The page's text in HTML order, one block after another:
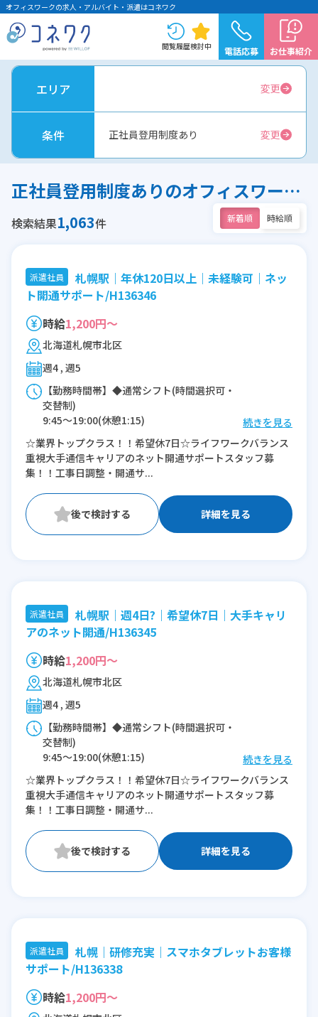
オフィスワークの求人・アルバイト・派遣はコネワク
閲覧履歴検討中 電話応募 お仕事紹介
エリア 変更
条件 正社員登用制度あり 変更
正社員登用制度ありのオフィスワーク求人
検索結果1,063件 新着順 時給順
派遣社員
札幌駅｜年休120日以上｜未経験可｜ネッ
ト開通サポート/H136346
時給1,200円～
北海道札幌市北区
週4 , 週5
【勤務時間帯】◆通常シフト(時間選択可・
交替制)
9:45〜19:00(休憩1:15)
※残業：0〜5時間程度/月
続きを見る
☆業界トップクラス！！希望休7日☆ライフワークバランス
重視大手通信キャリアのネット開通サポートスタッフ募
集！！工事日調整・開通サ...
詳細を見る
派遣社員
札幌駅｜週4日?｜希望休7日｜大手キャリ
アのネット開通/H136345
時給1,200円～
北海道札幌市北区
週4 , 週5
【勤務時間帯】◆通常シフト(時間選択可・
交替制)
9:45〜19:00(休憩1:15)
※残業：0〜5時間程度/月
続きを見る
☆業界トップクラス！！希望休7日☆ライフワークバランス
重視大手通信キャリアのネット開通サポートスタッフ募
集！！工事日調整・開通サ...
詳細を見る
派遣社員
札幌｜研修充実｜スマホタブレットお客様
サポート/H136338
時給1,200円～